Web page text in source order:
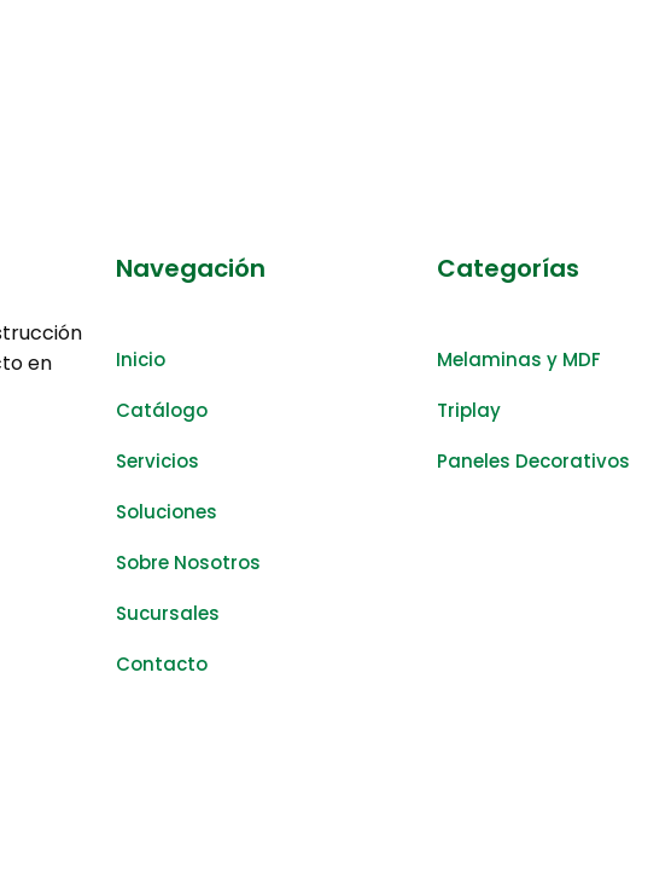
en
Navegación
Inicio
Catálogo
Servicios
Soluciones
Sobre Nosotros
Sucursales
Contacto
Categorías
Melaminas y MDF
Triplay
Paneles Decorativos